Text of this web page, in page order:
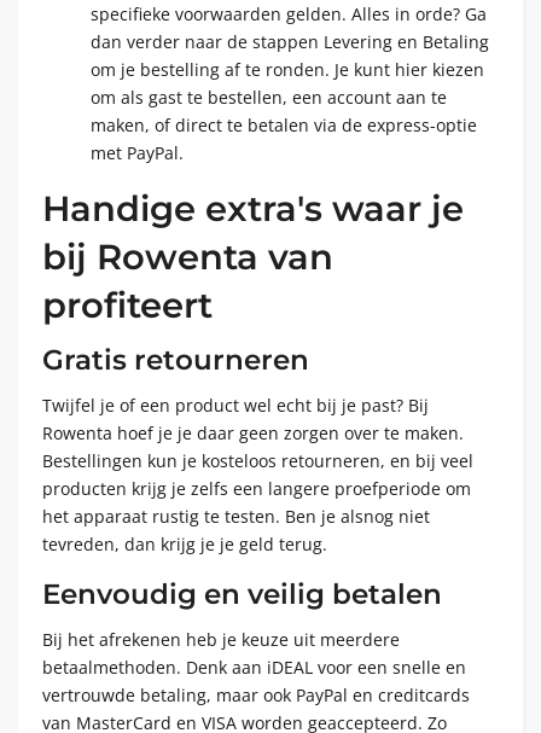
specifieke voorwaarden gelden. Alles in orde? Ga
dan verder naar de stappen Levering en Betaling
om je bestelling af te ronden. Je kunt hier kiezen
om als gast te bestellen, een account aan te
maken, of direct te betalen via de express-optie
met PayPal.
Handige extra's waar je
bij Rowenta van
profiteert
Gratis retourneren
Twijfel je of een product wel echt bij je past? Bij
Rowenta hoef je je daar geen zorgen over te maken.
Bestellingen kun je kosteloos retourneren, en bij veel
producten krijg je zelfs een langere proefperiode om
het apparaat rustig te testen. Ben je alsnog niet
tevreden, dan krijg je je geld terug.
Eenvoudig en veilig betalen
Bij het afrekenen heb je keuze uit meerdere
betaalmethoden. Denk aan iDEAL voor een snelle en
vertrouwde betaling, maar ook PayPal en creditcards
van MasterCard en VISA worden geaccepteerd. Zo